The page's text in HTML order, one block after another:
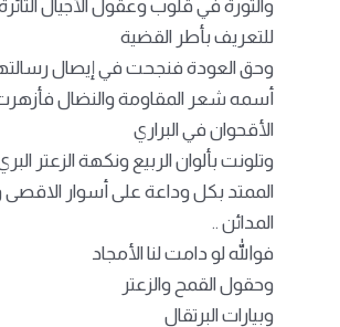
والثورة في قلوب وعقول الأجيال
للتعريف بأطر القضية
وحق العودة فنجحت في إيصال
أسمه شعر المقاومة والنضال
الأقحوان في البراري
وتلونت بألوان الربيع ونكهة الزعتر
الممتد بكل وداعة على أسوار
المدائن ..
فوالله لو دامت لنا الأمجاد
وحقول القمح والزعتر
وبيارات البرتقال